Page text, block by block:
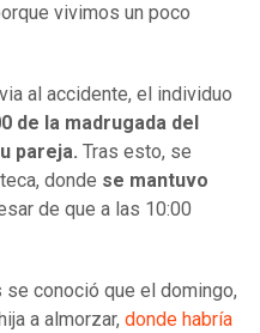
vivimos un poco
al accidente, el individuo
de la madrugada del
pareja. Tras esto, se
donde se mantuvo
de que a las 10:00
conoció que el domingo,
a almorzar, donde habría